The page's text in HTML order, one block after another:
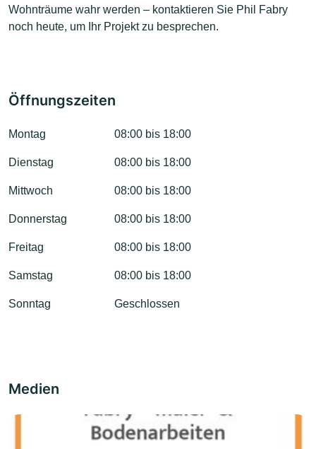
Wohnträume wahr werden – kontaktieren Sie Phil Fabry
noch heute, um Ihr Projekt zu besprechen.
Öffnungszeiten
Montag 08:00 bis 18:00
Dienstag 08:00 bis 18:00
Mittwoch 08:00 bis 18:00
Donnerstag 08:00 bis 18:00
Freitag 08:00 bis 18:00
Samstag 08:00 bis 18:00
Sonntag Geschlossen
Medien